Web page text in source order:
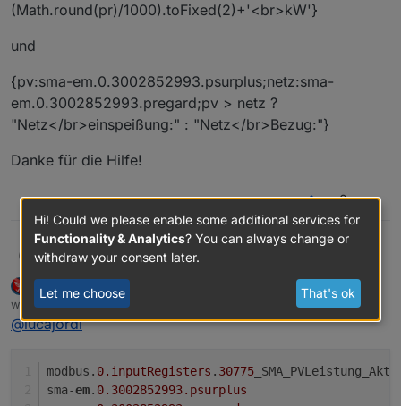
(Math.round(pr)/1000).toFixed(2)+'<br>kW'}
und
{pv:sma-em.0.3002852993.psurplus;netz:sma-
em.0.3002852993.pregard;pv > netz ?
"Netz</br>einspeißung:" : "Netz</br>Bezug:"}
Danke für die Hilfe!
0
lucajordi@arteck
Sorry für die spärliche Info...
Habe gemäß diesem Beitrag versucht das bei mir
richtig berechnet.
Hier mal die "versuchte" Berechnung vom Feld:
{pv:modbus.0.inputRegisters.30775_SMA_PVLeistung
Offline
arteck
wrote on Feb 18, 2025, 5:19 AM
last edited by arteckFeb 18, 2025, 6:19 AM
@lucajordi
modbus. 0.inputRegisters . 30775
sma-em. 0.3002852993.psurplus
Hi! Could we please enable some additional services for
Functionality & Analytics? You can always change or
withdraw your consent later.
Let me choose That's ok